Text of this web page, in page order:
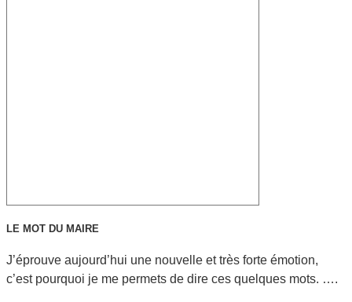
LE MOT DU MAIRE
J’éprouve aujourd’hui une nouvelle et très forte émotion,
c’est pourquoi je me permets de dire ces quelques mots. ….